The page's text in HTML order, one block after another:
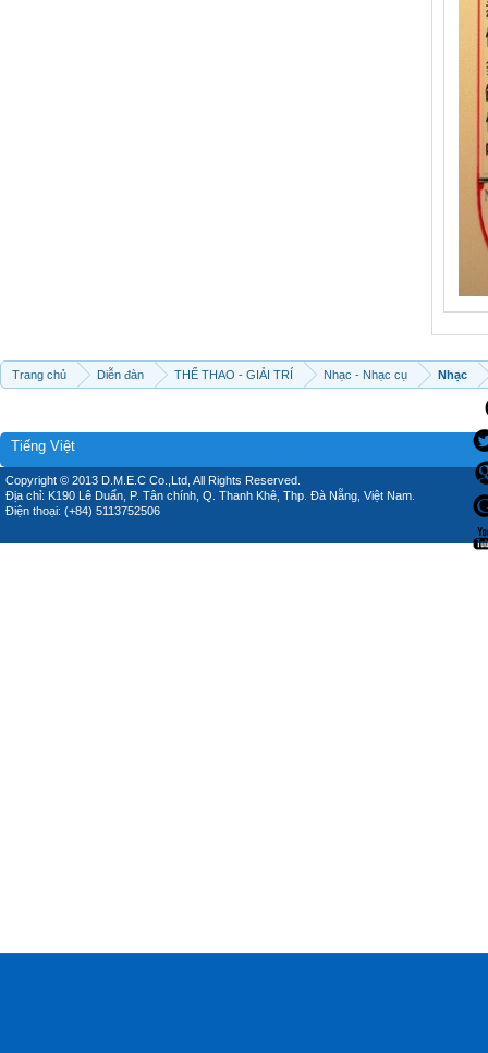
Trang chủ Diễn đàn THỂ THAO - GIẢI TRÍ Nhạc - Nhạc cụ Nhạc
Tiếng Việt
Copyright © 2013 D.M.E.C Co.,Ltd, All Rights Reserved.
Địa chỉ: K190 Lê Duẩn, P. Tân chính, Q. Thanh Khê, Thp. Đà Nẵng, Việt Nam.
Điện thoại: (+84) 5113752506